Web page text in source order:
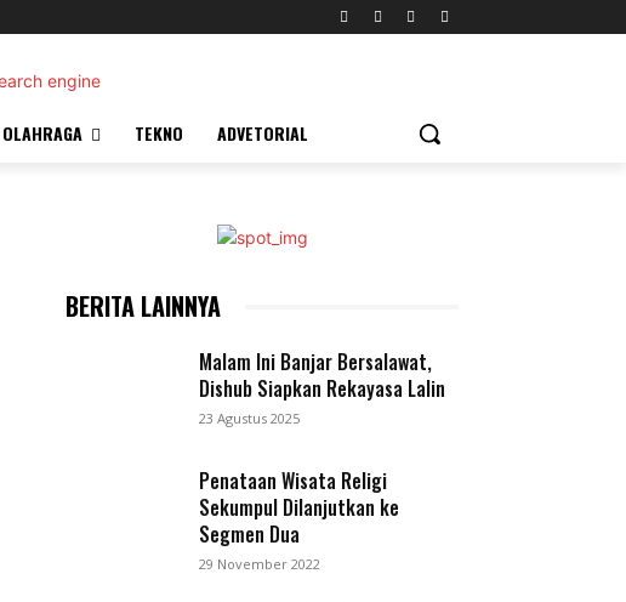
OLAHRAGA TEKNO ADVETORIAL
BERITA LAINNYA
Malam Ini Banjar Bersalawat,
Dishub Siapkan Rekayasa Lalin
23 Agustus 2025
Penataan Wisata Religi
Sekumpul Dilanjutkan ke
Segmen Dua
29 November 2022